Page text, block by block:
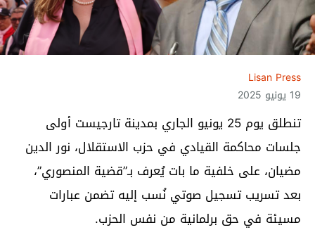
Lisan Press
19 يونيو 2025
تنطلق يوم 25 يونيو الجاري بمدينة تارجيست أولى
جلسات محاكمة القيادي في حزب الاستقلال، نور الدين
مضيان، على خلفية ما بات يُعرف بـ”قضية المنصوري”،
بعد تسريب تسجيل صوتي نُسب إليه تضمن عبارات
مسيئة في حق برلمانية من نفس الحزب.